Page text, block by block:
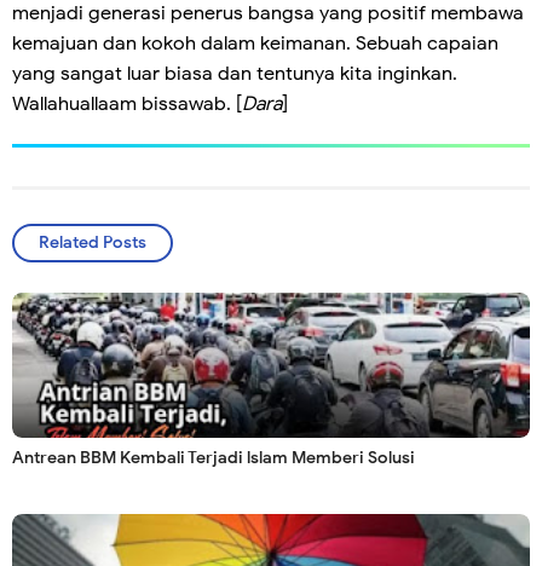
menjadi generasi penerus bangsa yang positif membawa
kemajuan dan kokoh dalam keimanan. Sebuah capaian
yang sangat luar biasa dan tentunya kita inginkan.
Wallahuallaam bissawab. [Dara]
Related Posts
Antrean BBM Kembali Terjadi lslam Memberi Solusi